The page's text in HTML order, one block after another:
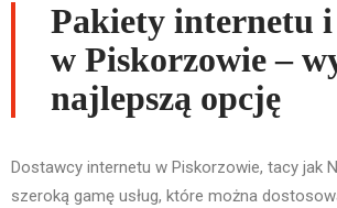
Pakiety internetu
w Piskorzowie –
najlepszą opcję
Dostawcy internetu w Piskorzowie, tacy jak
szeroką gamę usług, które można